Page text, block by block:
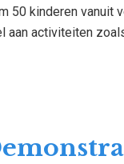
50 kinderen vanuit
aan activiteiten